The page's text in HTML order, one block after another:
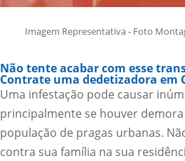
Imagem Representativa - Foto
Não tente acabar com esse
Contrate uma dedetizadora em
Uma infestação pode causar
principalmente se houver
população de pragas urbanas.
contra sua família na sua